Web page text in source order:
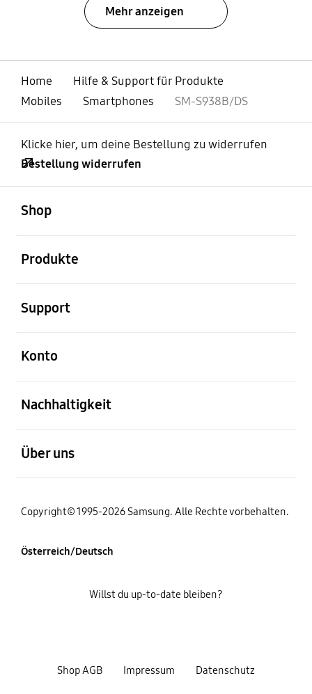
Mehr anzeigen
Home
Hilfe & Support für Produkte
Mobiles
Smartphones SM-S938B/DS
Klicke hier, um deine Bestellung zu widerrufen
Bestellung widerrufen
Shop
Produkte
Support
Konto
Nachhaltigkeit
Über uns
Copyright© 1995-2026 Samsung. Alle Rechte vorbehalten.
Österreich/Deutsch
Shop AGB Impressum Datenschutz
Willst du up-to-date bleiben?